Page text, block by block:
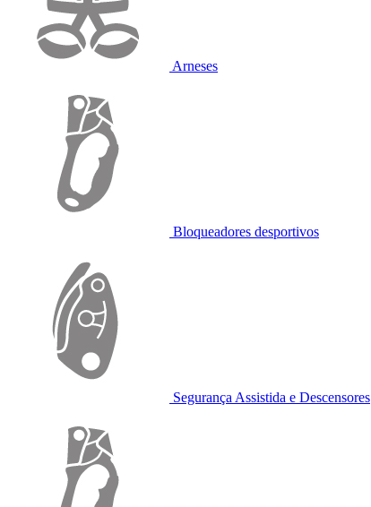
Arneses
Bloqueadores desportivos
Segurança Assistida e Descensores